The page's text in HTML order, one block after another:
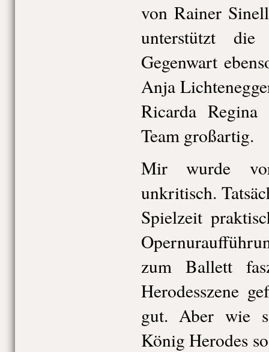
von Rainer
unterstützt
Gegenwart
Anja
Ricarda
Team großartig.
Mir wurde
unkritisch.
Spielzeit
zum Ballett
Herodesszene
gut. Aber wie
König Herodes